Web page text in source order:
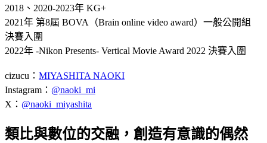
2018、2020-2023年 KG+
2021年 第8屆 BOVA（Brain online video award）一般公開組
決賽入圍
2022年 -Nikon Presents- Vertical Movie Award 2022 決賽入圍
cizucu： MIYASHITA NAOKI
Instagram： @naoki_mi
X： @naoki_miyashita
類比與數位的交融，創造有意識的偶然